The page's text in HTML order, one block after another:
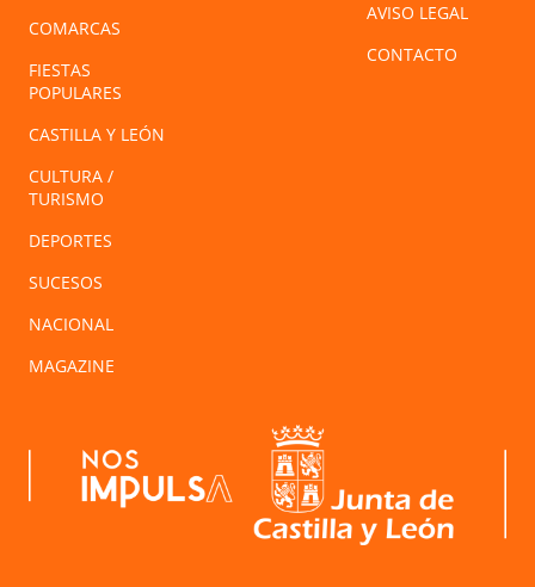
COMARCAS
FIESTAS
POPULARES
CASTILLA Y LEÓN
CULTURA /
TURISMO
DEPORTES
SUCESOS
NACIONAL
MAGAZINE
AVISO LEGAL
CONTACTO